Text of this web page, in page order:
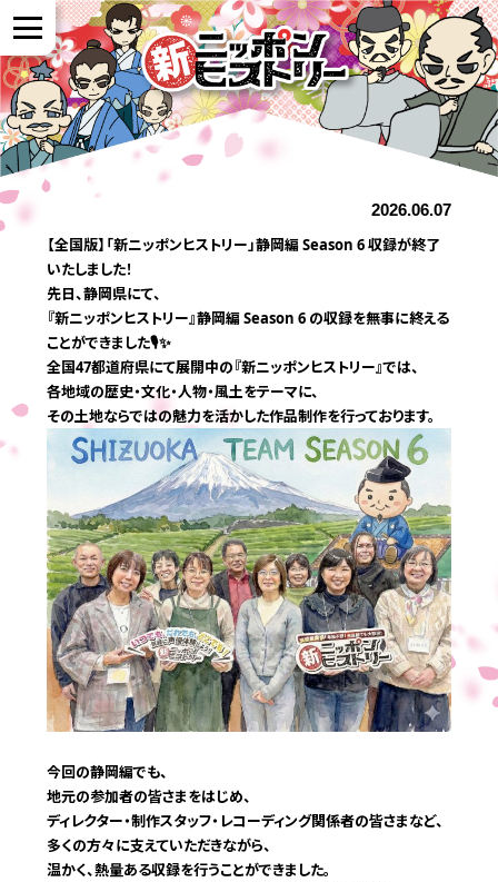
NEWS
全国展開について
よくある質問
応募する
2026.06.07
【全国版】「新ニッポンヒストリー」静岡編 Season 6 収録が終了
いたしました！
先日、静岡県にて、
『新ニッポンヒストリー』静岡編 Season 6 の収録を無事に終える
ことができました🎙️✨
全国47都道府県にて展開中の『新ニッポンヒストリー』では、
各地域の歴史・文化・人物・風土をテーマに、
その土地ならではの魅力を活かした作品制作を行っております。
今回の静岡編でも、
地元の参加者の皆さまをはじめ、
ディレクター・制作スタッフ・レコーディング関係者の皆さまなど、
多くの方々に支えていただきながら、
温かく、熱量ある収録を行うことができました。